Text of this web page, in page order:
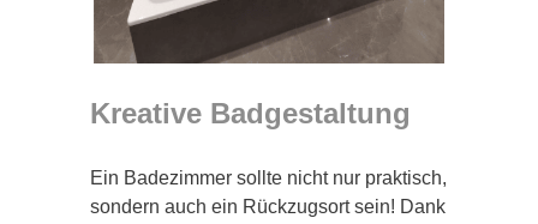
Kreative Badgestaltung
Ein Badezimmer sollte nicht nur praktisch,
sondern auch ein Rückzugsort sein! Dank